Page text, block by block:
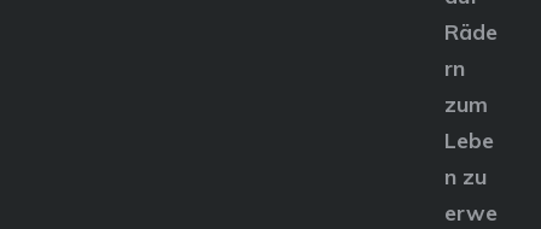
Räde
rn
zum
Lebe
n zu
erwe